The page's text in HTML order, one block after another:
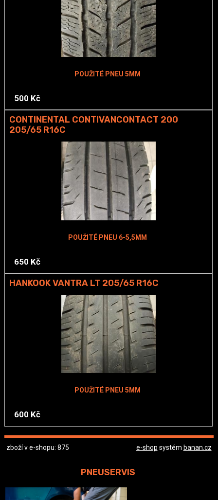
POUŽITÉ PNEU 5MM
500 Kč
CONTINENTAL CONTIVANCONTACT 200
205/65 R16C
POUŽITÉ PNEU 6-5,5MM
650 Kč
HANKOOK VANTRA LT 205/65 R16C
POUŽITÉ PNEU 5MM
600 Kč
zboží v e-shopu: 875 e-shop systém banan.cz
PNEUSERVIS